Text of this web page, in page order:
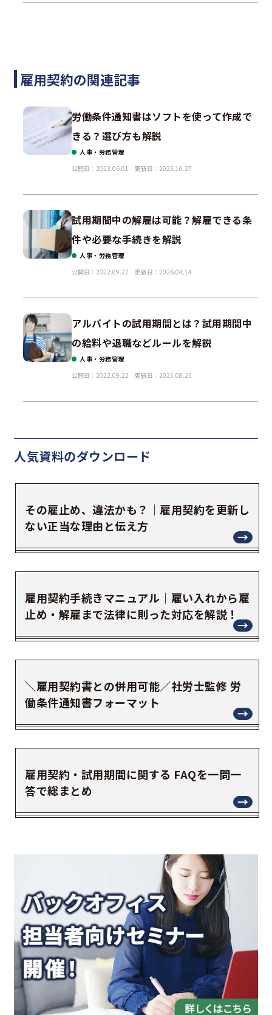
雇用契約の関連記事
労働条件通知書はソフトを使って作成で
きる？選び方も解説
人事・労務管理
公開日：2023.06.01
更新日：2025.10.27
試用期間中の解雇は可能？解雇できる条
件や必要な手続きを解説
人事・労務管理
公開日：2022.09.22
更新日：2026.04.14
アルバイトの試用期間とは？試用期間中
の給料や退職などルールを解説
人事・労務管理
公開日：2022.09.22
更新日：2025.08.25
人気資料のダウンロード
その雇止め、違法かも？｜雇用契約を更新し
ない正当な理由と伝え方
雇用契約手続きマニュアル｜雇い入れから雇
止め・解雇まで法律に則った対応を解説！
＼雇用契約書との併用可能／社労士監修 労
働条件通知書フォーマット
雇用契約・試用期間に関する FAQを一問一
答で総まとめ